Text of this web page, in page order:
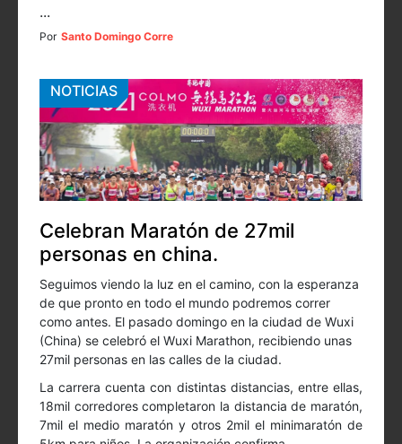
...
Por Santo Domingo Corre
NOTICIAS
Celebran Maratón de 27mil
personas en china.
Seguimos viendo la luz en el camino, con la esperanza
de que pronto en todo el mundo podremos correr
como antes. El pasado domingo en la ciudad de Wuxi
(China) se celebró el Wuxi Marathon, recibiendo unas
27mil personas en las calles de la ciudad.
La carrera cuenta con distintas distancias, entre ellas,
18mil corredores completaron la distancia de maratón,
7mil el medio maratón y otros 2mil el minimaratón de